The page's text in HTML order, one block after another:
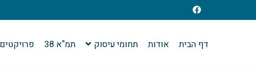
דף הבית אודות תחומי עיסוק תמ"א 38 פרויקטים